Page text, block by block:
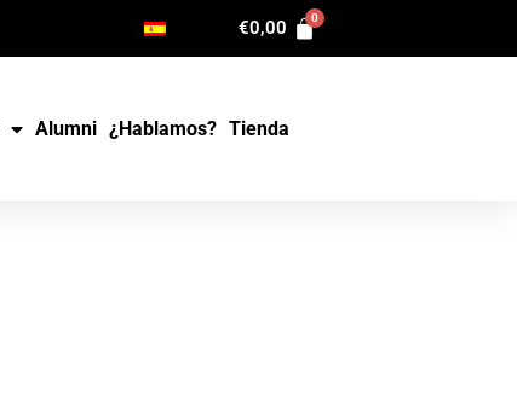
€0,00
Alumni ¿Hablamos? Tienda